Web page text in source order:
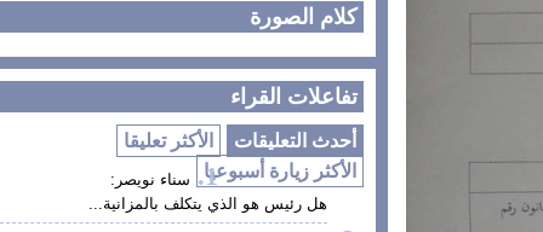
كلام الصورة
تفاعلات القراء
أحدث التعليقات
الأكثر تعليقا
الأكثر زيارة أسبوعيا
سناء نويصر:
هل رئيس هو الذي يتكلف بالمزانية...